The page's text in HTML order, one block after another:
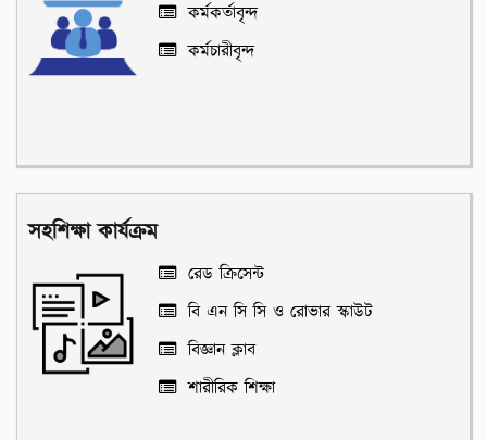
কর্মকর্তাবৃন্দ
কর্মচারীবৃন্দ
সহশিক্ষা কার্যক্রম
রেড ক্রিসেন্ট
বি এন সি সি ও রোভার স্কাউট
বিজ্ঞান ক্লাব
শারীরিক শিক্ষা